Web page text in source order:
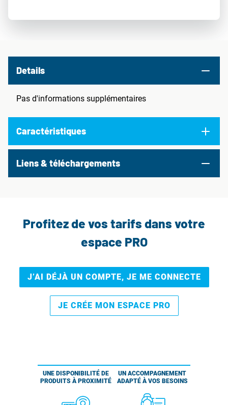
Details
Pas d'informations supplémentaires
Caractéristiques
Liens & téléchargements
Profitez de vos tarifs dans votre
espace PRO
J’AI DÉJÀ UN COMPTE, JE ME CONNECTE
JE CRÉE MON ESPACE PRO
UNE DISPONIBILITÉ DE
PRODUITS À PROXIMITÉ
UN ACCOMPAGNEMENT
ADAPTÉ À VOS BESOINS